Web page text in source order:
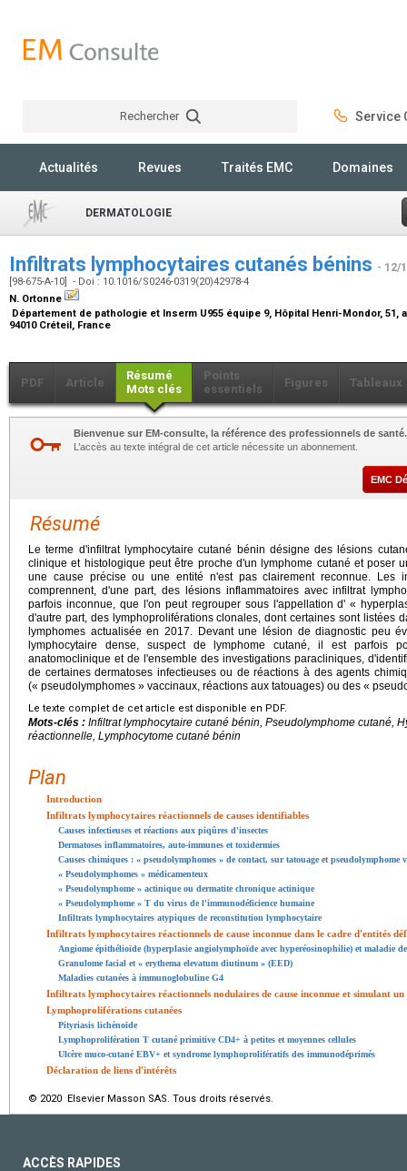
Rechercher Service
Actualités Revues Traités EMC Domaines
DERMATOLOGIE
Infiltrats lymphocytaires cutanés bénins - 12/
[98-675-A-10] - Doi : 10.1016/S0246-0319(20)42978-4
N. Ortonne
Département de pathologie et Inserm U955 équipe 9, Hôpital Henri-Mondor,
94010 Créteil, France
PDF Article
Résumé
Mots clés
Points
essentiels
Figures Tableaux
Bienvenue sur EM-consulte, la référence des professionnels de santé.
L’accès au texte intégral de cet article nécessite un abonnement.
EMC
Résumé
Le terme d'infiltrat lymphocytaire cutané bénin désigne des lésions
clinique et histologique peut être proche d'un lymphome cutané et poser
une cause précise ou une entité n'est pas clairement reconnue. Les
comprennent, d'une part, des lésions inflammatoires avec infiltrat
parfois inconnue, que l'on peut regrouper sous l'appellation d' «
d'autre part, des lymphoproliférations clonales, dont certaines sont listées
lymphomes actualisée en 2017. Devant une lésion de diagnostic peu
lymphocytaire dense, suspect de lymphome cutané, il est parfois
anatomoclinique et de l'ensemble des investigations paracliniques,
de certaines dermatoses infectieuses ou de réactions à des agents
(« pseudolymphomes » vaccinaux, réactions aux tatouages) ou des «
Le texte complet de cet article est disponible en PDF.
Mots-clés : Infiltrat lymphocytaire cutané bénin, Pseudolymphome cutané,
réactionnelle, Lymphocytome cutané bénin
Plan
Introduction
Infiltrats lymphocytaires réactionnels de causes identifiables
Causes infectieuses et réactions aux piqûres d'insectes
Dermatoses inflammatoires, auto-immunes et toxidermies
Causes chimiques : « pseudolymphomes » de contact, sur tatouage et pseudolymphome
« Pseudolymphomes » médicamenteux
« Pseudolymphome » actinique ou dermatite chronique actinique
« Pseudolymphome » T du virus de l'immunodéficience humaine
Infiltrats lymphocytaires atypiques de reconstitution lymphocytaire
Infiltrats lymphocytaires réactionnels de cause inconnue dans le cadre d'entités
Angiome épithélioïde (hyperplasie angiolymphoïde avec hyperéosinophilie) et maladie
Granulome facial et « erythema elevatum diutinum » (EED)
Maladies cutanées à immunoglobuline G4
Infiltrats lymphocytaires réactionnels nodulaires de cause inconnue et simulant un
Lymphoproliférations cutanées
Pityriasis lichénoïde
Lymphoprolifération T cutané primitive CD4+ à petites et moyennes cellules
Ulcère muco-cutané EBV+ et syndrome lymphoprolifératifs des immunodéprimés
Déclaration de liens d'intérêts
© 2020 Elsevier Masson SAS. Tous droits réservés.
ACCÈS RAPIDES